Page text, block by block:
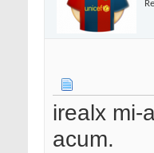
irealx mi-
acum.